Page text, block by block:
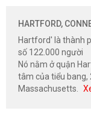
HARTFORD,
Hartford' là thành
số 122.000 người
Nó nằm ở quận
tâm của tiểu bang,
Massachusetts.